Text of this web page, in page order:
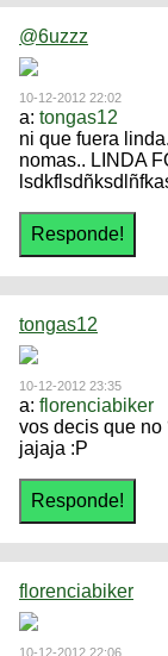
@6uzzz
10-12-2012 22:02
a: tongas12
ni que fuera
nomas.. LINDA
tongas12
10-12-2012 23:35
a: florenciabiker
vos decis que no
jajaja :P
florenciabiker
10-12-2012 22:06